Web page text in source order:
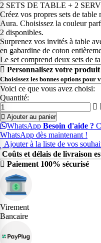
2 SETS DE TABLE + 2
Créez vos propres sets de
Aura. Choisissez la couleur
2 disponibles.
Surprenez vos invités à table
en gabardine de coton
Le set comprend deux sets de
Personnalisez votre produit
Choisissez les bonnes options pour
Voici ce que vous avez choisi:
Quantité:
Ajouter au panier
WhatsApp Besoin d'aide ?
WhatsApp dès maintenant !
Ajouter à la liste de vos
Coûts et délais de livraison
Paiement 100% sécurisé
Virement
Bancaire